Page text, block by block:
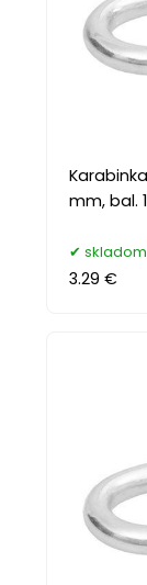
mm, bal.
3.29 €